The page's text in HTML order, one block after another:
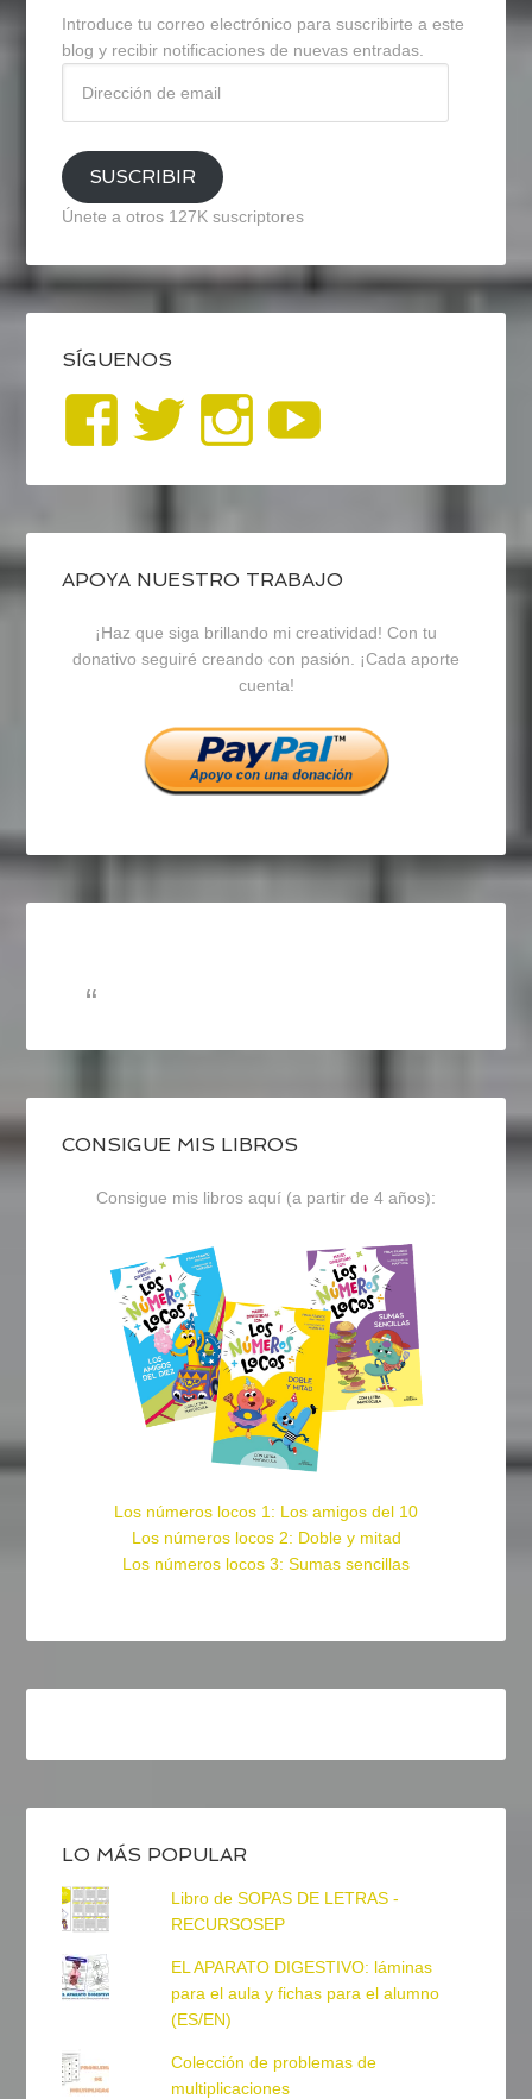
Introduce tu correo electrónico para suscribirte a este
blog y recibir notificaciones de nuevas entradas.
email
SUSCRIBIR
Únete a otros 127K suscriptores
SÍGUENOS
Ver
perfil
de
blogrecursosep
en
Facebook
Ver
perfil
de
recursosep
en
Twitter
Ver
perfil
de
recursosep
en
Instagram
APOYA NUESTRO TRABAJO
¡Haz que siga brillando mi creatividad! Con tu
donativo seguiré creando con pasión. ¡Cada aporte
cuenta!
CONSIGUE MIS LIBROS
Consigue mis libros aquí (a partir de 4 años):
Los números locos 1: Los amigos del 10
Los números locos 2: Doble y mitad
Los números locos 3: Sumas sencillas
LO MÁS POPULAR
Libro de SOPAS DE LETRAS -
RECURSOSEP
EL APARATO DIGESTIVO: láminas
para el aula y fichas para el alumno
(ES/EN)
Colección de problemas de
multiplicaciones